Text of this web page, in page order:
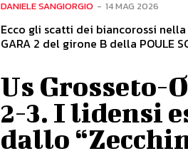
DANIELE SANGIORGIO - 14 MAG 2026
Ecco gli scatti dei biancorossi
GARA 2 del girone B della POULE
Us Grosseto-
2-3. I lidensi
dallo